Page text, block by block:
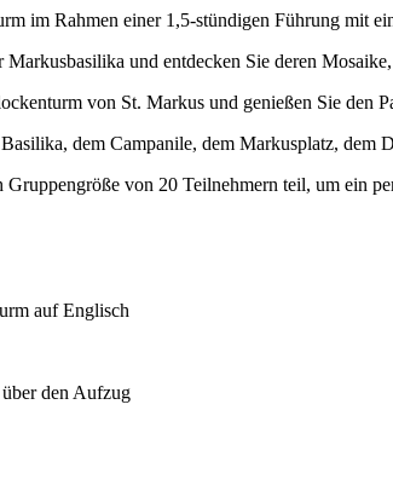
im Rahmen einer 1,5-stündigen Führung mit
Markusbasilika und entdecken Sie deren
von St. Markus und genießen Sie den
dem Campanile, dem Markusplatz, dem
von 20 Teilnehmern teil, um ein
auf Englisch
den Aufzug